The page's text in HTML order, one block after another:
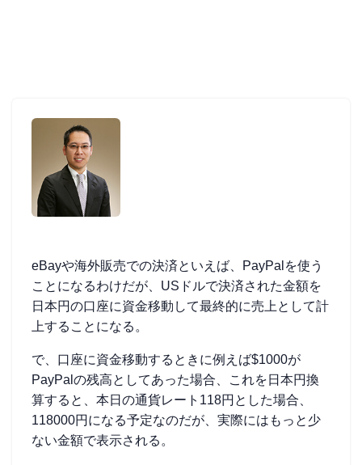
eBayや海外販売での決済といえば、PayPalを使う
ことになるわけだが、USドルで決済された金額を
日本円の口座に資金移動して最終的に売上として計
上することになる。
で、口座に資金移動するときに例えば$1000が
PayPalの残高としてあった場合、これを日本円換
算すると、本日の通貨レート118円とした場合、
118000円になる予定なのだが、実際にはもっと少
ない金額で表示される。